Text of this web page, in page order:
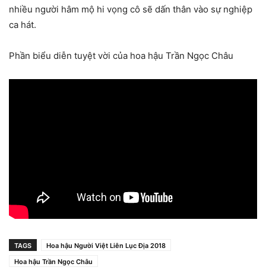
nhiều người hâm mộ hi vọng cô sẽ dấn thân vào sự nghiệp
ca hát.
Phần biểu diễn tuyệt vời của hoa hậu Trần Ngọc Châu
TAGS
Hoa hậu Người Việt Liên Lục Địa 2018
Hoa hậu Trần Ngọc Châu